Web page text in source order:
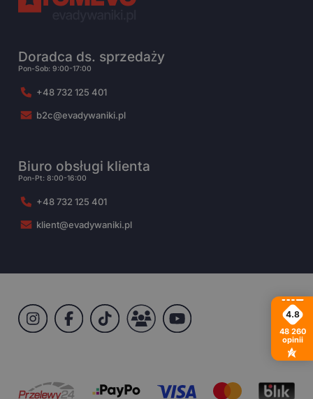
Doradca ds. sprzedaży
Pon-Sob: 9:00-17:00
+48 732 125 401
b2c@evadywaniki.pl
Biuro obsługi klienta
Pon-Pt: 8:00-16:00
+48 732 125 401
klient@evadywaniki.pl
4.8
48 260
opinii